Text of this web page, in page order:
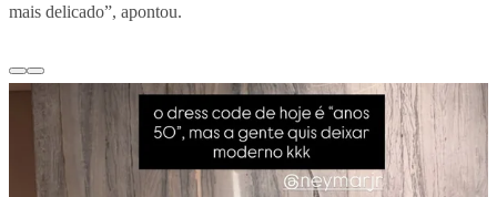
mais delicado”, apontou.